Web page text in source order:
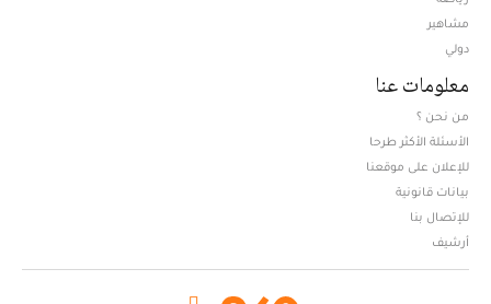
مشاهير
دولي
معلومات عنا
من نحن ؟
الأسئلة الأكثر طرحا
للإعلان على موقعنا
بيانات قانونية
للإتصال بنا
أرشيف